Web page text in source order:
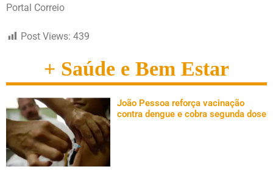
Portal Correio
Post Views: 439
+ Saúde e Bem Estar
João Pessoa reforça vacinação
contra dengue e cobra segunda dose